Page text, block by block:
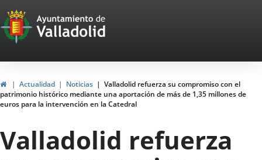
Portal
Web
del
Ayuntamiento
de
Valladolid
HomeActualidad Noticias
Valladolid refuerza su compromiso con el
patrimonio histórico mediante una aportación de más de 1,35 millones de
euros para la intervención en la Catedral
Valladolid refuerza